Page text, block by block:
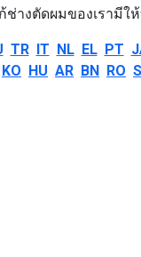
ช่างตัดผมของเรามีใ
TR IT NL EL PT
KO HU AR BN RO